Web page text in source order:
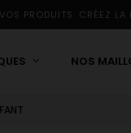
PRODUITS. CRÉEZ
NOS